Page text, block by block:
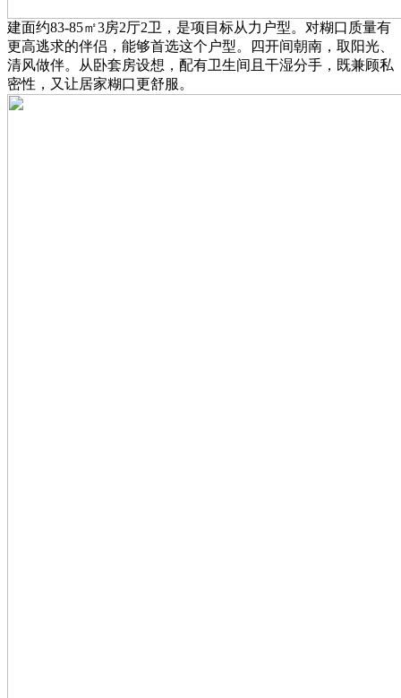
建面约83-85㎡3房2厅2卫，是项目标从力户型。对糊口质量有
更高逃求的伴侣，能够首选这个户型。四开间朝南，取阳光、
清风做伴。从卧套房设想，配有卫生间且干湿分手，既兼顾私
密性，又让居家糊口更舒服。